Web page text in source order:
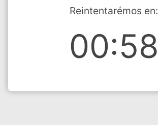
Reintentarémos en:
00:58